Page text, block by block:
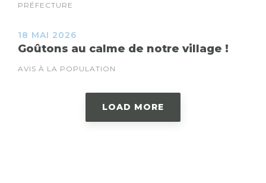
PRÉFECTURE
18 MAI 2026
Goûtons au calme de notre village !
AVIS À LA POPULATION
LOAD MORE